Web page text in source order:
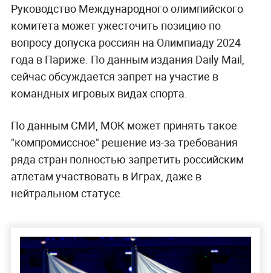
Руководство Международного олимпийского
комитета может ужесточить позицию по
вопросу допуска россиян на Олимпиаду 2024
года в Париже. По данным издания Daily Mail,
сейчас обсуждается запрет на участие в
командных игровых видах спорта.
По данным СМИ, МОК может принять такое
"компромиссное" решение из-за требования
ряда стран полностью запретить российским
атлетам участвовать в Играх, даже в
нейтральном статусе.